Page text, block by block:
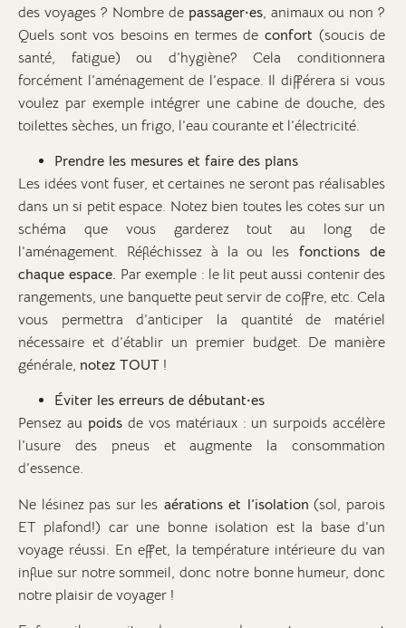
des voyages ? Nombre de passager·es, animaux ou non ?
Quels sont vos besoins en termes de confort (soucis de
santé, fatigue) ou d’hygiène? Cela conditionnera
forcément l’aménagement de l’espace. Il différera si vous
voulez par exemple intégrer une cabine de douche, des
toilettes sèches, un frigo, l’eau courante et l’électricité.
Prendre les mesures et faire des plans
Les idées vont fuser, et certaines ne seront pas réalisables
dans un si petit espace. Notez bien toutes les cotes sur un
schéma que vous garderez tout au long de
l’aménagement. Réfléchissez à la ou les fonctions de
chaque espace. Par exemple : le lit peut aussi contenir des
rangements, une banquette peut servir de coffre, etc. Cela
vous permettra d’anticiper la quantité de matériel
nécessaire et d’établir un premier budget. De manière
générale, notez TOUT !
Éviter les erreurs de débutant·es
Pensez au poidsde vos matériaux : un surpoids accélère
l’usure des pneus et augmente la consommation
d’essence.
Ne lésinez pas sur les aérations et l’isolation (sol, parois
ET plafond!) car une bonne isolation est la base d’un
voyage réussi. En effet, la température intérieure du van
influe sur notre sommeil, donc notre bonne humeur, donc
notre plaisir de voyager !